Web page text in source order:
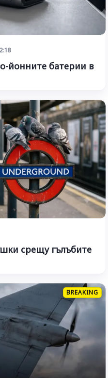
йонните батерии в
срещу гълъбите
BREAKING